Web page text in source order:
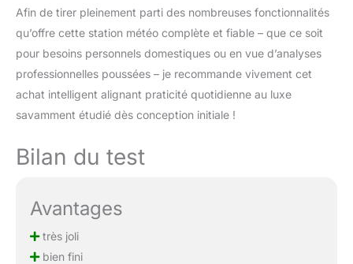
Afin de tirer pleinement parti des nombreuses fonctionnalités
qu’offre cette station météo complète et fiable – que ce soit
pour besoins personnels domestiques ou en vue d’analyses
professionnelles poussées – je recommande vivement cet
achat intelligent alignant praticité quotidienne au luxe
savamment étudié dès conception initiale !
Bilan du test
Avantages
très joli
bien fini